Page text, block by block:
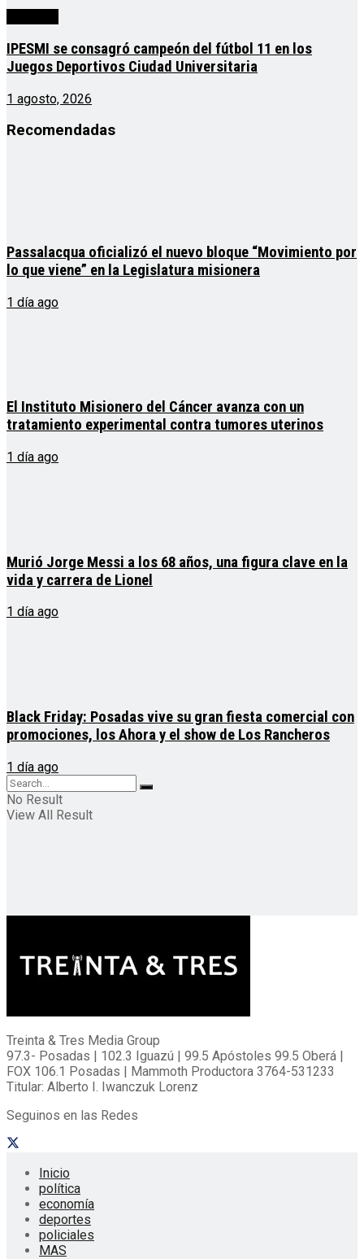
IPESMI se consagró campeón del fútbol 11 en los
Juegos Deportivos Ciudad Universitaria
1 agosto, 2026
Recomendadas
Passalacqua oficializó el nuevo bloque “Movimiento por
lo que viene” en la Legislatura misionera
1 día ago
El Instituto Misionero del Cáncer avanza con un
tratamiento experimental contra tumores uterinos
1 día ago
Murió Jorge Messi a los 68 años, una figura clave en la
vida y carrera de Lionel
1 día ago
Black Friday: Posadas vive su gran fiesta comercial con
promociones, los Ahora y el show de Los Rancheros
1 día ago
No Result
View All Result
Treinta & Tres Media Group
97.3- Posadas | 102.3 Iguazú | 99.5 Apóstoles 99.5 Oberá |
FOX 106.1 Posadas | Mammoth Productora 3764-531233
Titular: Alberto I. Iwanczuk Lorenz
Seguinos en las Redes
Inicio
política
economía
deportes
policiales
MAS